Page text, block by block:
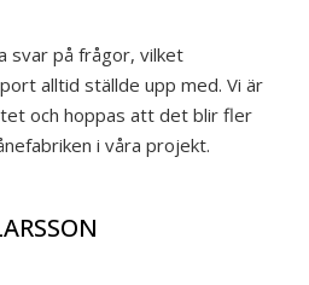
svar på frågor, vilket
alltid ställde upp med. Vi är
och hoppas att det blir fler
i våra projekt.